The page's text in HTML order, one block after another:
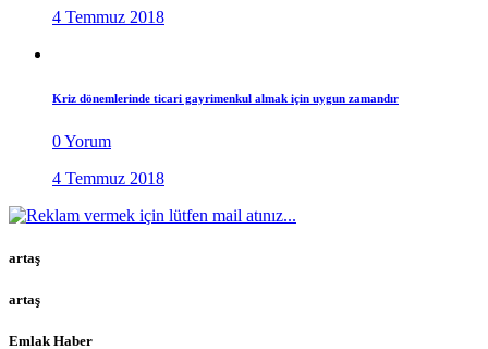
4 Temmuz 2018
Kriz dönemlerinde ticari gayrimenkul almak için uygun zamandır
0 Yorum
4 Temmuz 2018
artaş
artaş
Emlak Haber